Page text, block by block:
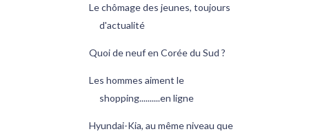
Le chômage des jeunes, toujours
d'actualité
Quoi de neuf en Corée du Sud ?
Les hommes aiment le
shopping..........en ligne
Hyundai-Kia, au même niveau que